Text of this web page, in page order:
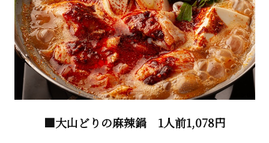
■大山どりの麻辣鍋1人前1,078円